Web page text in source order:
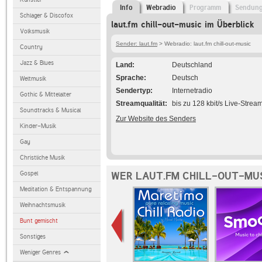
Schlager & Discofox
Volksmusik
Country
Jazz & Blues
Weltmusik
Gothic & Mittelalter
Soundtracks & Musical
Kinder-Musik
Gay
Christliche Musik
Gospel
Meditation & Entspannung
Weihnachtsmusik
Bunt gemischt
Sonstiges
Weniger Genres
Info Webradio Programm
laut.fm chill-out-music im Überblick
Sender: laut.fm > Webradio: laut.fm chill-out-music
Land
Deutschland
Sprache
Deutsch
Sendertyp
Internetradio
Streamqualität
bis zu 128 kbit/s Live-
Zur Website des Senders
WER LAUT.FM CHILL-OUT-